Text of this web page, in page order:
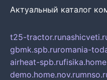
Актуальный каталог
t25-tractor.ru
gbmk.spb.ruromania-
airheat-spb.ru
demo.home.nov.ru